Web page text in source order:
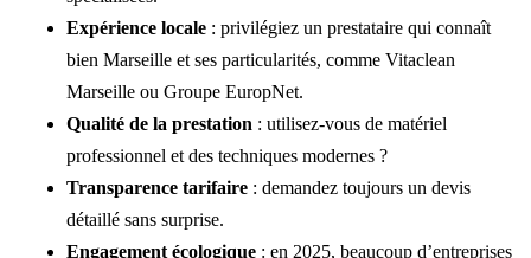
Expérience locale : privilégiez un prestataire qui connaît
bien Marseille et ses particularités, comme Vitaclean
Marseille ou Groupe EuropNet.
Qualité de la prestation : utilisez-vous de matériel
professionnel et des techniques modernes ?
Transparence tarifaire : demandez toujours un devis
détaillé sans surprise.
Engagement écologique : en 2025, beaucoup d’entreprises